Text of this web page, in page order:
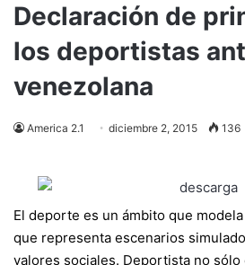
Declaración de
los deportistas
venezolana
America 2.1 diciembre 2, 2015 136
El deporte es un ámbito que
que representa escenarios
valores sociales. Deportista no